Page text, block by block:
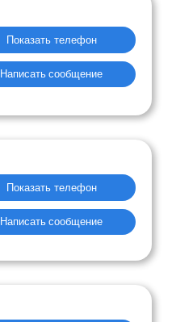
Показать телефон
Написать сообщение
Показать телефон
Написать сообщение